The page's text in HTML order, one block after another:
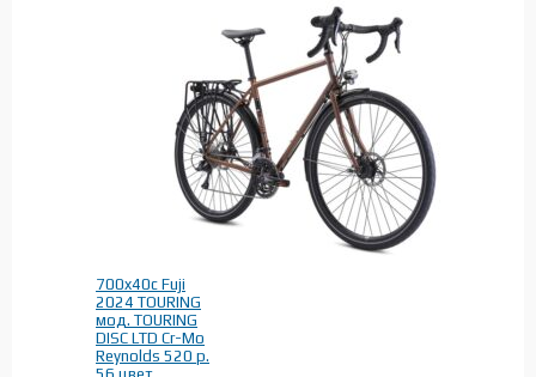
700x40c Fuji
2024 TOURING
мод. TOURING
DISC LTD Cr-Mo
Reynolds 520 р.